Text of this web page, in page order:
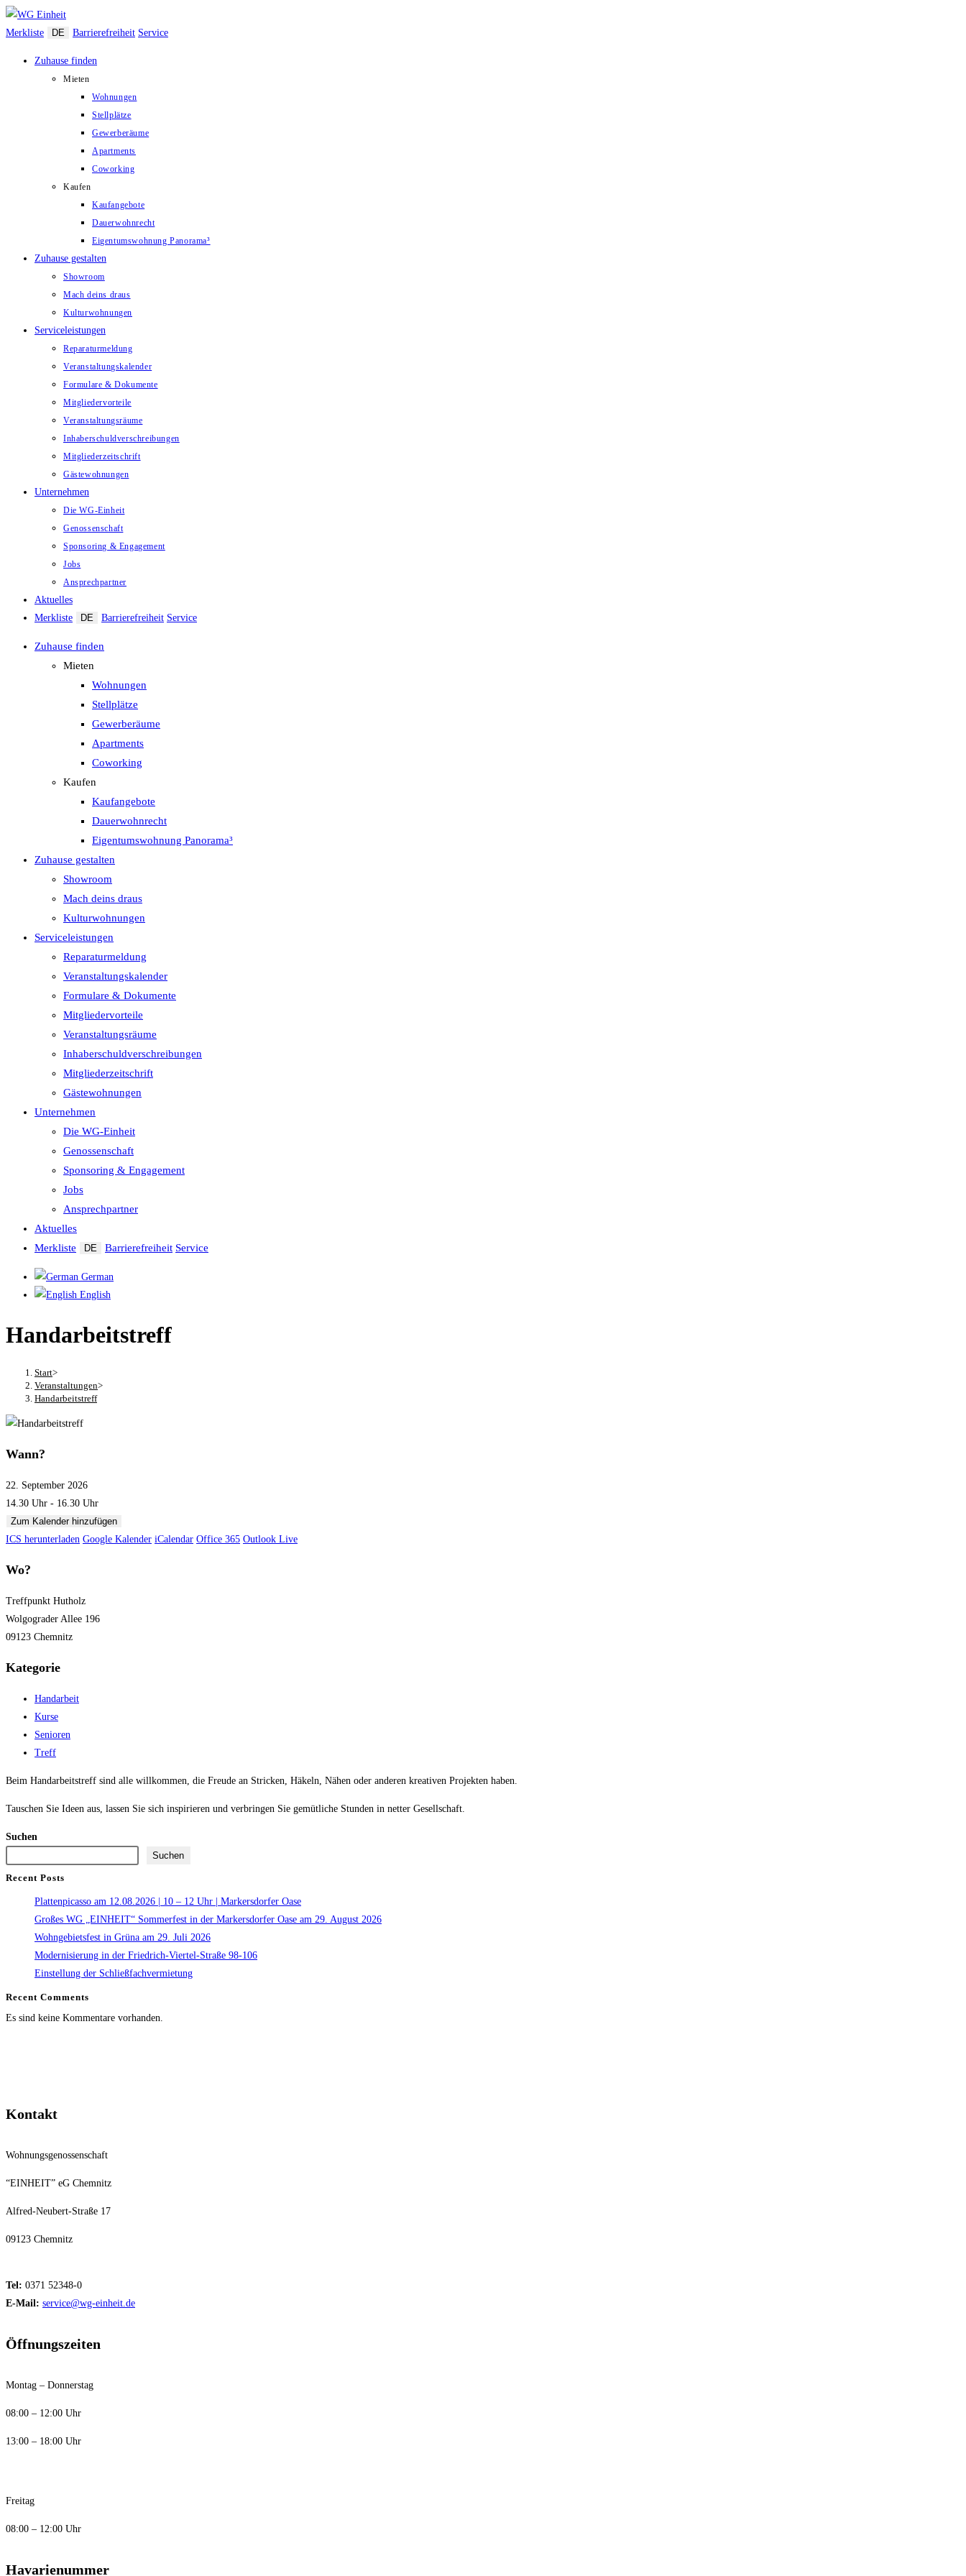
Zum
Inhalt
Merkliste DE Barrierefreiheit Service
Zuhause finden
Mieten
Wohnungen
Stellplätze
Gewerberäume
Apartments
Coworking
Kaufen
Kaufangebote
Dauerwohnrecht
Eigentumswohnung Panorama³
Zuhause gestalten
Showroom
Mach deins draus
Kulturwohnungen
Serviceleistungen
Reparaturmeldung
Veranstaltungskalender
Formulare & Dokumente
Mitgliedervorteile
Veranstaltungsräume
Inhaberschuld­verschreibungen
Mitgliederzeitschrift
Gästewohnungen
Unternehmen
Die WG-Einheit
Genossenschaft
Sponsoring & Engagement
Jobs
Ansprechpartner
Aktuelles
Merkliste
DE Barrierefreiheit Service
Zuhause finden
Mieten
Wohnungen
Stellplätze
Gewerberäume
Apartments
Coworking
Kaufen
Kaufangebote
Dauerwohnrecht
Eigentumswohnung Panorama³
Zuhause gestalten
Showroom
Mach deins draus
Kulturwohnungen
Serviceleistungen
Reparaturmeldung
Veranstaltungskalender
Formulare & Dokumente
Mitgliedervorteile
Veranstaltungsräume
Inhaberschuld­verschreibungen
Mitgliederzeitschrift
Gästewohnungen
Unternehmen
Die WG-Einheit
Genossenschaft
Sponsoring & Engagement
Jobs
Ansprechpartner
Aktuelles
Merkliste
DE Barrierefreiheit Service
German
English
Handarbeitstreff
Start>
Veranstaltungen>
Handarbeitstreff
Wann?
22. September 2026
14.30 Uhr - 16.30 Uhr
Zum Kalender hinzufügen
ICS herunterladen Google Kalender iCalendar Office 365 Outlook Live
Wo?
Treffpunkt Hutholz
Wolgograder Allee 196
09123 Chemnitz
Kategorie
Handarbeit
Kurse
Senioren
Treff
Beim Handarbeitstreff sind alle willkommen, die Freude an Stricken, Häkeln, Nähen oder anderen kreativen Projekten haben.
Tauschen Sie Ideen aus, lassen Sie sich inspirieren und verbringen Sie gemütliche Stunden in netter Gesellschaft.
Suchen
Suchen
Recent Posts
Plattenpicasso am 12.08.2026 | 10 – 12 Uhr | Markersdorfer Oase
Großes WG „EINHEIT“ Sommerfest in der Markersdorfer Oase am 29. August 2026
Wohngebietsfest in Grüna am 29. Juli 2026
Modernisierung in der Friedrich-Viertel-Straße 98-106
Einstellung der Schließfachvermietung
Recent Comments
Es sind keine Kommentare vorhanden.
Kontakt
Wohnungsgenossenschaft
“EINHEIT” eG Chemnitz
Alfred-Neubert-Straße 17
09123 Chemnitz
Tel: 0371 52348-0
E-Mail: service@wg-einheit.de
Öffnungszeiten
Montag – Donnerstag
08:00 – 12:00 Uhr
13:00 – 18:00 Uhr
Freitag
08:00 – 12:00 Uhr
Havarienummer